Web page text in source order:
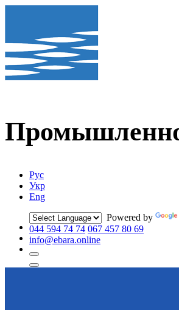
Рус
Укр
Eng
Powered by
044 594 74 74 067 457 80 69
info@ebara.online